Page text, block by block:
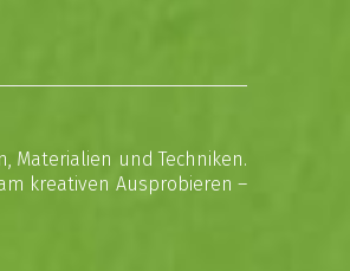
Materialien und Techniken.
kreativen Ausprobieren –